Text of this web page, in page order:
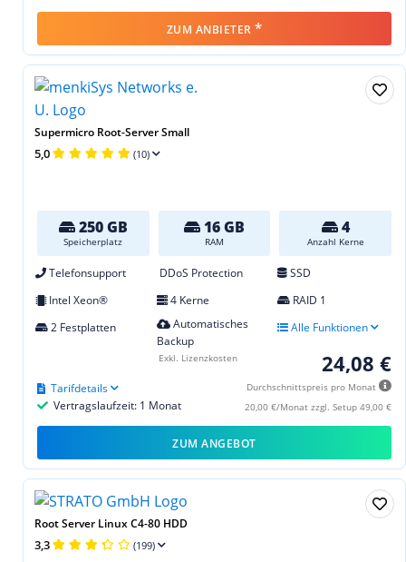
ZUM ANBIETER *
Supermicro Root-Server Small
5,0 (10)
250 GB
Speicherplatz
16 GB
RAM
4
Anzahl Kerne
Telefonsupport DDoS Protection
SSD
Intel Xeon®
4 Kerne
RAID 1
2 Festplatten
Automatisches
Backup
Alle Funktionen
24,08 €
Durchschnittspreis pro Monat
20,00 €/Monat zzgl. Setup 49,00 €
Vertragslaufzeit: 1 Monat
Tarifdetails
Exkl. Lizenzkosten
ZUM ANGEBOT
Root Server Linux C4-80 HDD
3,3 (199)